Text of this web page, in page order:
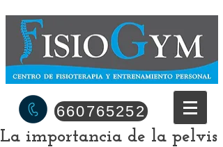
660765252
La importancia de la pelvis